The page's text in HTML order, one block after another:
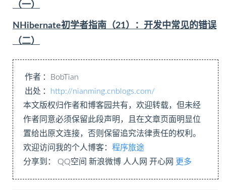
（一）
NHibernate初学者指南（21）：开发中常见的错误
（二）
作者 ：BobTian
出处 ：
http://nianming.cnblogs.com/
本文版权归作者和博客园共有，欢迎转载，但未经
作者同意必须保留此段声明，且在文章页面明显位
置给出原文连接，否则保留追究法律责任的权利。
欢迎访问我的个人博客： 程序旅途
分享到：
QQ空间 新浪微博 人人网 开心网 更多